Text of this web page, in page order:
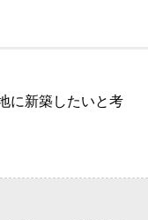
に新築したいと考